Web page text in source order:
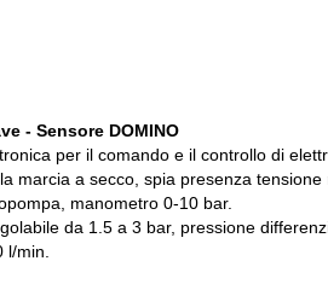
- Sensore DOMINO
per il comando e il controllo di
marcia a secco, spia presenza
manometro 0-10 bar.
da 1.5 a 3 bar, pressione
l/min.